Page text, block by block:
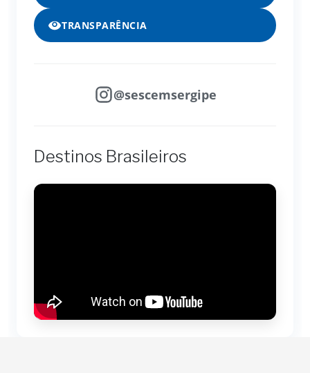
TRANSPARÊNCIA
@sescemsergipe
Destinos Brasileiros